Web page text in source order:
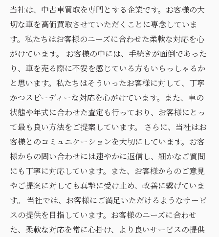
当社は、中古車買取を専門とする企業です。お客様の大
切な車を高価買取させていただくことに専念していま
す。私たちはお客様のニーズに合わせた柔軟な対応を心
がけています。 お客様の中には、手続きが面倒であった
り、車を売る際に不安を感じている方もいらっしゃるか
と思います。私たちはそういったお客様に対して、丁寧
かつスピーディーな対応を心がけています。また、車の
状態や年式に合わせた査定も行っており、お客様にとっ
て最も良い方法をご提案しています。 さらに、当社はお
客様とのコミュニケーションを大切にしています。お客
様からの問い合わせには速やかに返信し、細かなご質問
にも丁寧に対応しています。また、お客様からのご意見
やご提案に対しても真摯に受け止め、改善に繋げていま
す。 当社では、お客様にご満足いただけるようなサービ
スの提供を目指しています。お客様のニーズに合わせ
た、柔軟な対応を常に心掛け、より良いサービスの提供